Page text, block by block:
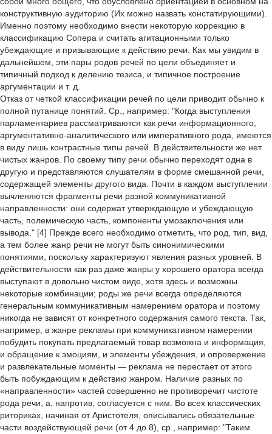
конструктивную аудиторию (Их можно назвать констатирующими).
Именно поэтому необходимо внести некоторую коррекцию в
классификацию Сопера и считать агитационными только
убеждающие и призывающие к действию речи. Как мы увидим в
дальнейшем, эти пары родов речей по цели объединяет и
типичный подход к делению тезиса, и типичное построение
аргументации и т. д.
Отказ от четкой классификации речей по цели приводит обычно к
полной путанице понятий. Ср., например: "Когда выступления
парламентариев рассматриваются как речи информационного,
аргументативно-аналитического или императивного рода, имеются
в виду лишь контрастные типы речей. В действительности же нет
чистых жанров. По своему типу речи обычно переходят одна в
другую и представляются слушателям в форме смешанной речи,
содержащей элементы другого вида. Почти в каждом выступлении
вычленяются фрагменты речи разной коммуникативной
направленности: они содержат утверждающую и убеждающую
часть, полемическую часть, компоненты умозаключения или
вывода." [4] Прежде всего необходимо отметить, что род, тип, вид,
а тем более жанр речи не могут быть синонимическими
понятиями, поскольку характеризуют явления разных уровней. В
действительности как раз даже жанры у хорошего оратора всегда
выступают в довольно чистом виде, хотя здесь и возможны
некоторые комбинации; роды же речи всегда определяются
генеральным коммуникативным намерением оратора и поэтому
никогда не зависят от конкретного содержания самого текста. Так,
например, в жанре рекламы при коммуникативном намерении
побудить покупать предлагаемый товар возможна и информация,
и обращение к эмоциям, и элементы убеждения, и опровержение
и развлекательные моменты — реклама не перестает от этого
быть побуждающим к действию жанром. Наличие разных по
«направленности» частей совершенно не противоречит чистоте
рода речи, а, напротив, согласуется с ним. Во всех классических
риториках, начиная от Аристотеля, описывались обязательные
части воздействующей речи (от 4 до 8), ср., например: "Таким